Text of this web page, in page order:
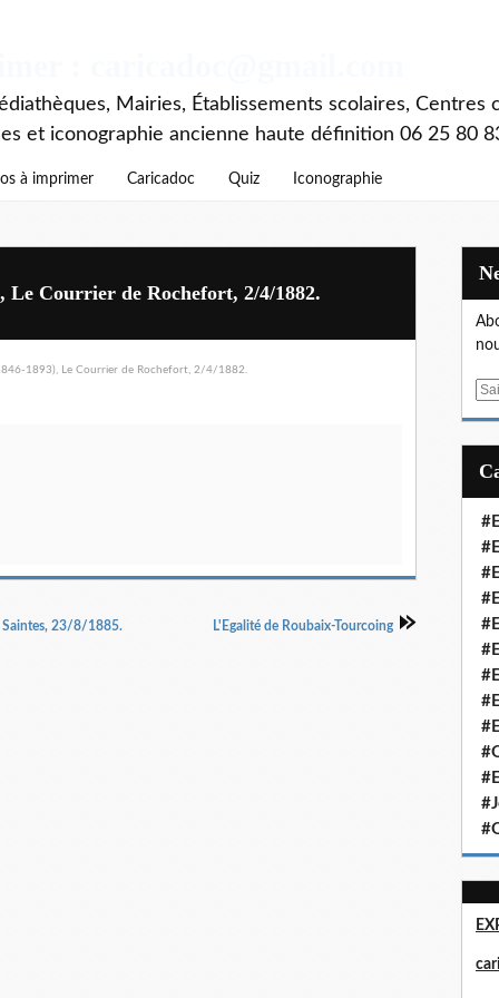
Mairies, Établissements scolaires, Centres
et iconographie ancienne haute définition 06 25 80
à imprimer Caricadoc Quiz Iconographie
Le Courrier de Rochefort, 2/4/1882.
Saintes, 23/8/1885. L'Egalité de Roubaix-Tourcoing
E